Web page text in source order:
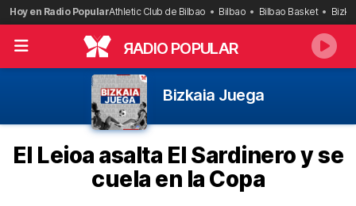
Saltar
al
contenido
Hoy en Radio PopularAthletic Club de Bilbao Bilbao Bilbao Basket
RADIO POPULAR
Bizkaia Juega
El Leioa asalta El Sardinero y se
cuela en la Copa